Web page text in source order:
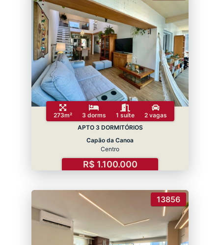
273m² 3 dorms 1 suíte
2 vagas
APTO 3 DORMITÓRIOS
Capão da Canoa
Centro
R$ 1.100.000
13856